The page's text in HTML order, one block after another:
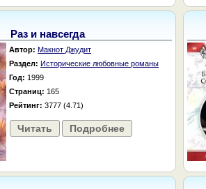
Раз и навсегда
Автор: Макнот Джудит
Раздел: Исторические любовные романы
Год: 1999
Страниц: 165
Рейтинг: 3777 (4.71)
Читать Подробнее